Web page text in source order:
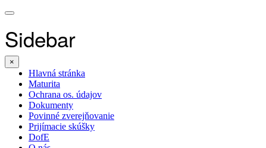
Sidebar
×
Hlavná stránka
Maturita
Ochrana os. údajov
Dokumenty
Povinné zverejňovanie
Prijímacie skúšky
DofE